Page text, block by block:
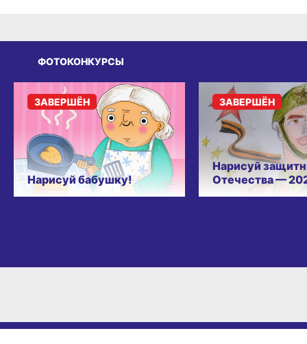
ФОТОКОНКУРСЫ
Нарисуй бабушку!
ЗАВЕРШЁН
Нарисуй
Отечества —
ЗАВЕРШЁН